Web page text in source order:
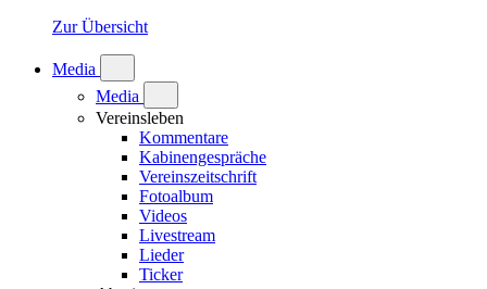
Zur Übersicht
Media
Media
Vereinsleben
Kommentare
Kabinengespräche
Vereinszeitschrift
Fotoalbum
Videos
Livestream
Lieder
Ticker